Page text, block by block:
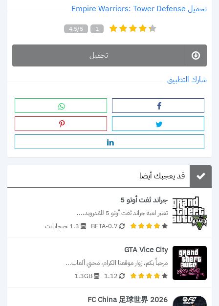
تحميل Empire Warriors: Tower Defense
4.5/5 1
تحميل
شارك التطبيق
قد يعجبك أيضا
جراند ثفت أوتو 5
تعتبر لعبة جراند ثفت أوتو 5 للاندرويد،...
0.7-BETA
1.3 جيجابايت
GTA Vice City
مرحباً بكم، زوار موقعنا الكرام، محبي ألعاب...
1.12
1.3GB
FC China 足球世界 2026